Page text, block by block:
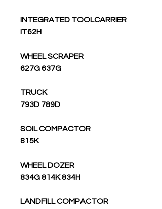
INTEGRATED TOOLCARRIER
IT62H
WHEEL SCRAPER
627G 637G
TRUCK
793D 789D
SOIL COMPACTOR
815K
WHEEL DOZER
834G 814K 834H
LANDFILL COMPACTOR